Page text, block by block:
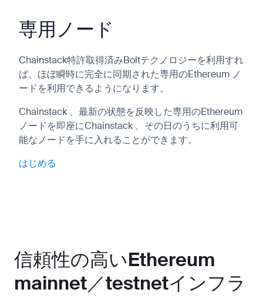
専用ノード
Chainstack特許取得済みBoltテクノロジーを利用すれ
ば、ほぼ瞬時に完全に同期された専用のEthereum ノ
ードを利用できるようになります。
Chainstack 、最新の状態を反映した専用のEthereum
ノードを即座にChainstack 、その日のうちに利用可
能なノードを手に入れることができます。
はじめる
信頼性の高いEthereum
mainnet／testnetインフラ